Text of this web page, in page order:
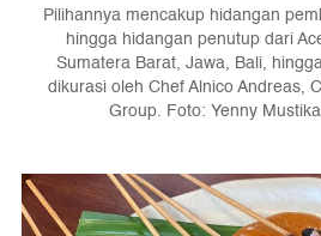
Pilihannya mencakup hidangan
hingga hidangan penutup dari
Sumatera Barat, Jawa, Bali,
dikurasi oleh Chef Alnico Andreas,
Group. Foto: Yenny